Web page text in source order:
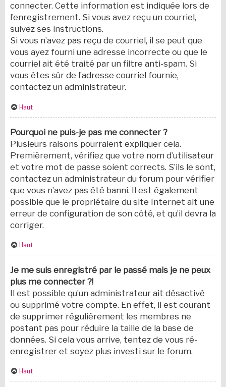
connecter. Cette information est indiquée lors de
l’enregistrement. Si vous avez reçu un courriel,
suivez ses instructions.
Si vous n’avez pas reçu de courriel, il se peut que
vous ayez fourni une adresse incorrecte ou que le
courriel ait été traité par un filtre anti-spam. Si
vous êtes sûr de l’adresse courriel fournie,
contactez un administrateur.
Haut
Pourquoi ne puis-je pas me connecter ?
Plusieurs raisons pourraient expliquer cela.
Premièrement, vérifiez que votre nom d’utilisateur
et votre mot de passe soient corrects. S’ils le sont,
contactez un administrateur du forum pour vérifier
que vous n’avez pas été banni. Il est également
possible que le propriétaire du site Internet ait une
erreur de configuration de son côté, et qu’il devra la
corriger.
Haut
Je me suis enregistré par le passé mais je ne peux
plus me connecter ?!
Il est possible qu’un administrateur ait désactivé
ou supprimé votre compte. En effet, il est courant
de supprimer régulièrement les membres ne
postant pas pour réduire la taille de la base de
données. Si cela vous arrive, tentez de vous ré-
enregistrer et soyez plus investi sur le forum.
Haut